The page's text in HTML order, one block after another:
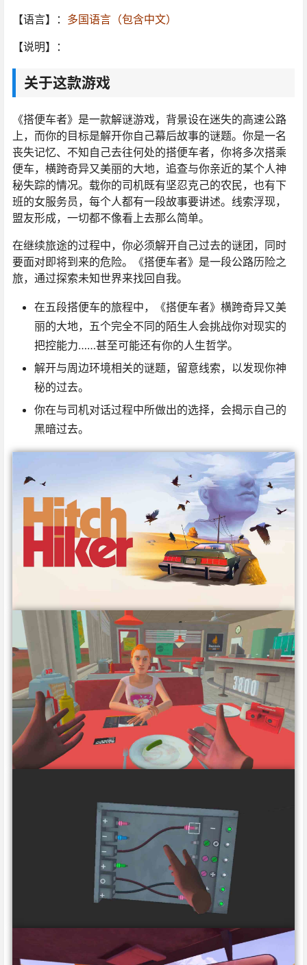
【语言】： 多国语言（包含中文）
【说明】：
关于这款游戏
《搭便车者》是一款解谜游戏，背景设在迷失的高速公路
上，而你的目标是解开你自己幕后故事的谜题。你是一名
丧失记忆、不知自己去往何处的搭便车者，你将多次搭乘
便车，横跨奇异又美丽的大地，追查与你亲近的某个人神
秘失踪的情况。载你的司机既有坚忍克己的农民，也有下
班的女服务员，每个人都有一段故事要讲述。线索浮现，
盟友形成，一切都不像看上去那么简单。
在继续旅途的过程中，你必须解开自己过去的谜团，同时
要面对即将到来的危险。《搭便车者》是一段公路历险之
旅，通过探索未知世界来找回自我。
在五段搭便车的旅程中，《搭便车者》横跨奇异又美
丽的大地，五个完全不同的陌生人会挑战你对现实的
把控能力……甚至可能还有你的人生哲学。
解开与周边环境相关的谜题，留意线索，以发现你神
秘的过去。
你在与司机对话过程中所做出的选择，会揭示自己的
黑暗过去。